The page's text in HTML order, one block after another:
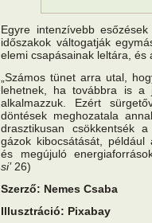
Egyre intenzívebb
időszakok váltogatják
elemi csapásainak leltára,
„Számos tünet arra utal,
lehetnek, ha továbbra is a
alkalmazzuk. Ezért
döntések meghozatala
drasztikusan csökkentsék
gázok kibocsátását, például
és megújuló
si’26)
Szerző: Nemes Csaba
Illusztráció: Pixabay